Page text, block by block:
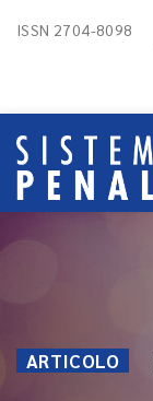
ISSN 2704-8098
ARTICOLO